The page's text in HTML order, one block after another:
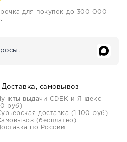
для покупок до 300 000
Доставка, самовывоз
выдачи CDEK и Яндекс
руб)
доставка (1 100 руб)
(бесплатно)
по России